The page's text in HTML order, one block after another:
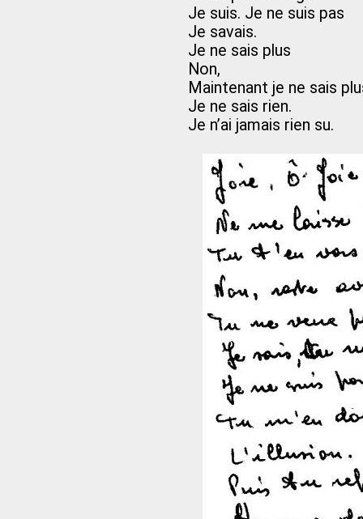
Je suis. Je ne suis pas
Je savais.
Je ne sais plus
Non,
Maintenant je ne sais
Je ne sais rien.
Je n’ai jamais rien su.